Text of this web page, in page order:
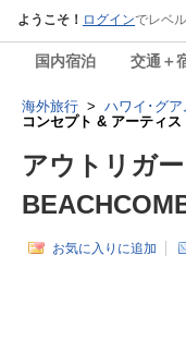
国内宿泊 交通＋
海外旅行 > ハワイ･グア
コンセプト & アーティス
アウトリガ
お気に入りに追加